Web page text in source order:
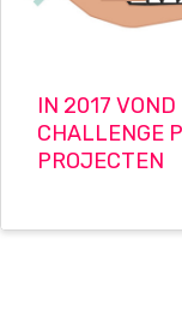
IN 2017
CHALLENGE
PROJECTEN